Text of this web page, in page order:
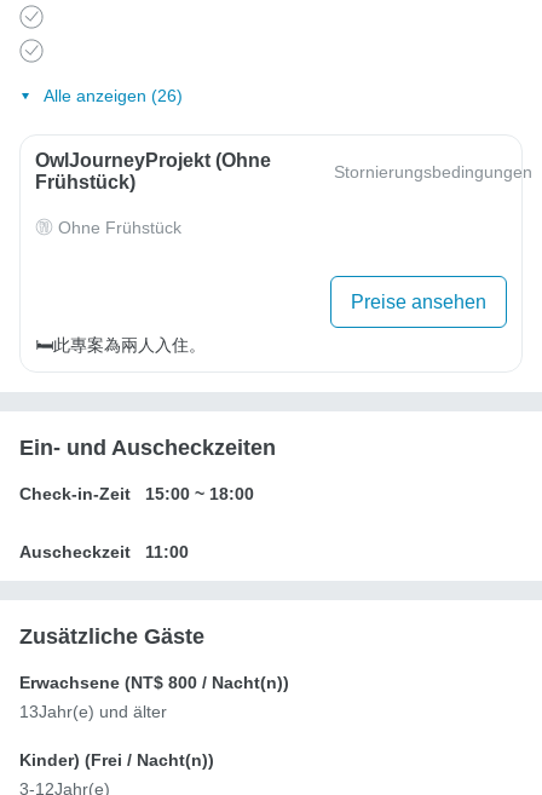
Alle anzeigen (26)
OwlJourneyProjekt (ohne
Frühstück)
Stornierungsbedingungen
Ohne Frühstück
Preise ansehen
🛏️此專案為兩人入住。
Ein- und Auscheckzeiten
Check-in-Zeit 15:00 ~ 18:00
Auscheckzeit 11:00
Zusätzliche Gäste
Erwachsene (NT$ 800 / Nacht(n))
13Jahr(e) und älter
Kinder) (Frei / Nacht(n))
3-12Jahr(e)